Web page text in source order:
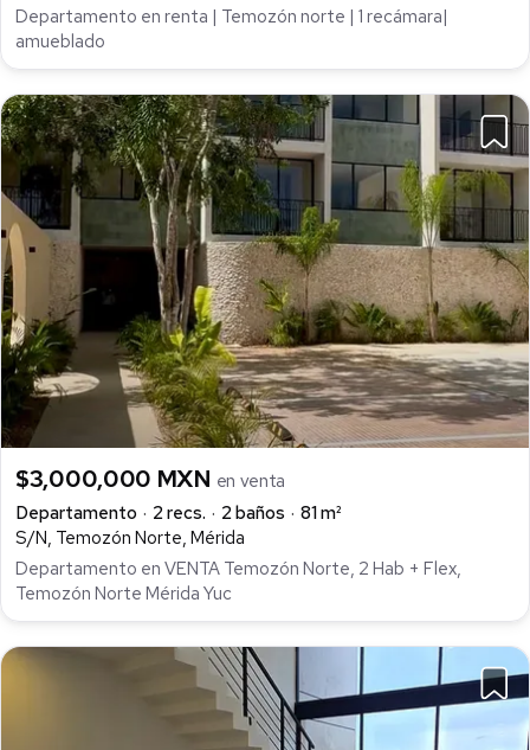
Departamento en renta | Temozón norte | 1 recámara|
amueblado
$3,000,000 MXN en venta
Departamento
2 recs. 2 baños
81 m²
S/N, Temozón Norte, Mérida
Departamento en VENTA Temozón Norte, 2 Hab + Flex,
Temozón Norte Mérida Yuc